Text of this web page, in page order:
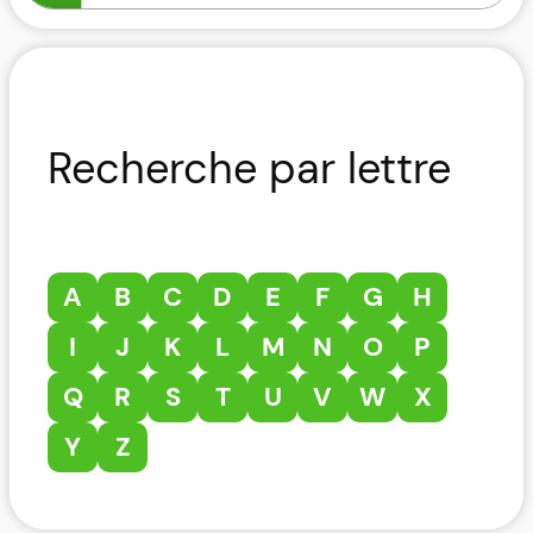
Recherche par lettre
A B C D E F G
H
I
J K L M N O
P
Q
R S T U V W
X
Y
Z